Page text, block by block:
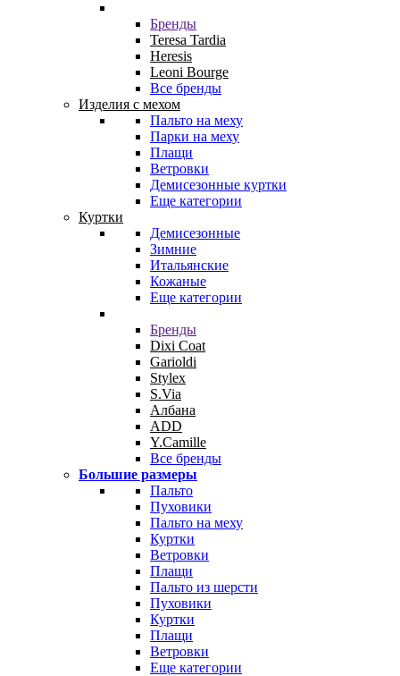
Бренды
Teresa Tardia
Heresis
Leoni Bourge
Все бренды
Изделия с мехом
Пальто на меху
Парки на меху
Плащи
Ветровки
Демисезонные куртки
Еще категории
Куртки
Демисезонные
Зимние
Итальянские
Кожаные
Еще категории
Бренды
Dixi Coat
Garioldi
Stylex
S.Via
Албана
ADD
Y.Camille
Все бренды
Большие размеры
Пальто
Пуховики
Пальто на меху
Куртки
Ветровки
Плащи
Пальто из шерсти
Пуховики
Куртки
Плащи
Ветровки
Еще категории